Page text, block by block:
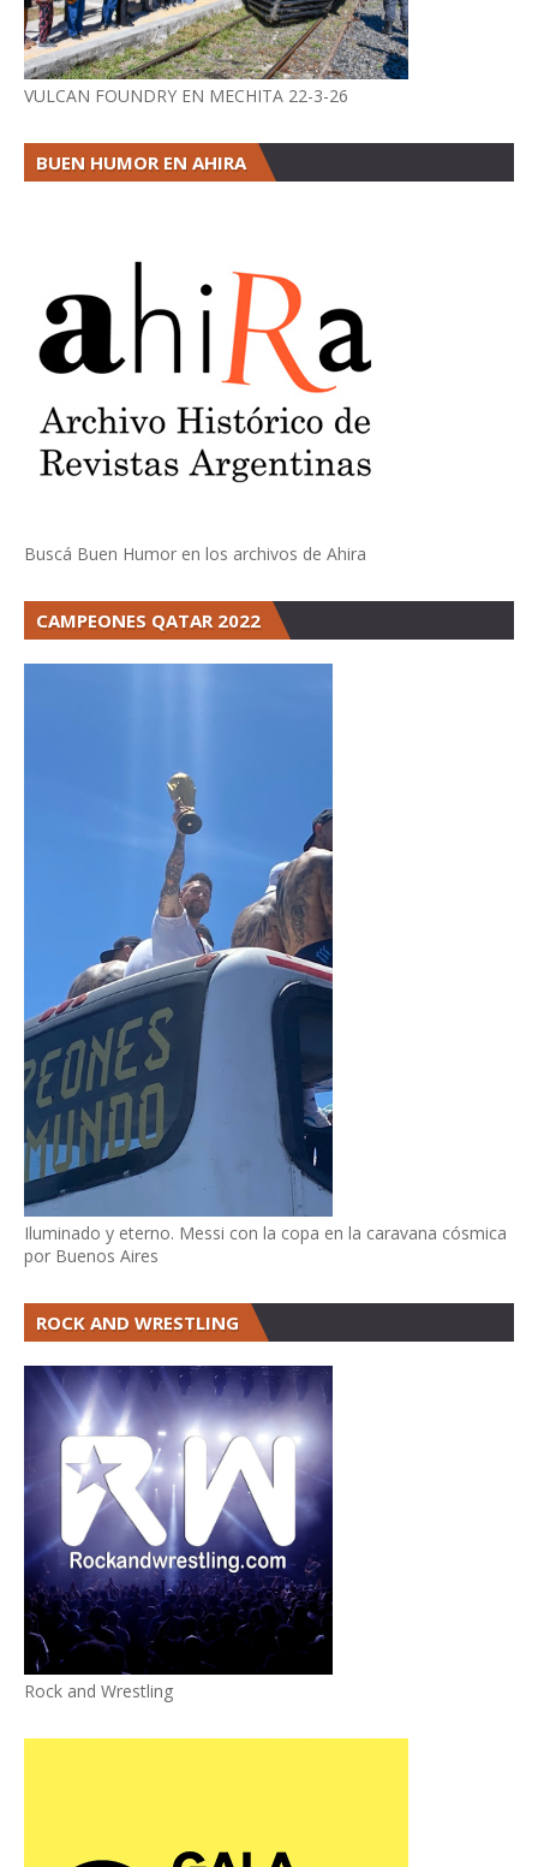
VULCAN FOUNDRY EN MECHITA 22-3-26
BUEN HUMOR EN AHIRA
Buscá Buen Humor en los archivos de Ahira
CAMPEONES QATAR 2022
Iluminado y eterno. Messi con la copa en la caravana cósmica
por Buenos Aires
ROCK AND WRESTLING
Rock and Wrestling